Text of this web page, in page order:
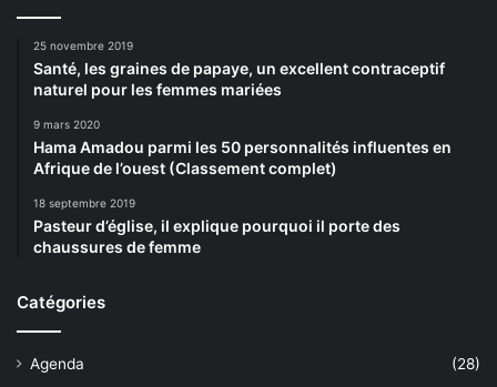
25 novembre 2019
Santé, les graines de papaye, un excellent contraceptif
naturel pour les femmes mariées
9 mars 2020
Hama Amadou parmi les 50 personnalités influentes en
Afrique de l’ouest (Classement complet)
18 septembre 2019
Pasteur d’église, il explique pourquoi il porte des
chaussures de femme
Catégories
Agenda
(28)